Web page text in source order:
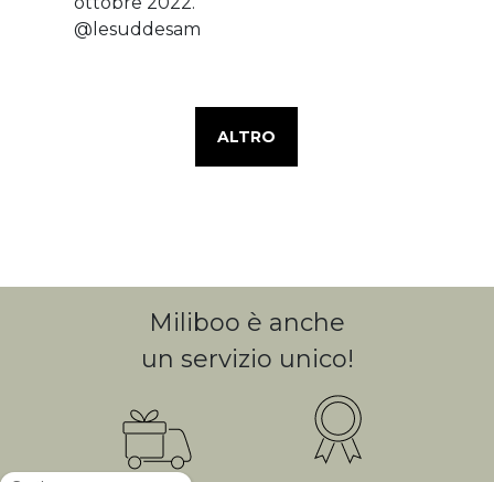
ALTRO
Miliboo è anche
un servizio unico!